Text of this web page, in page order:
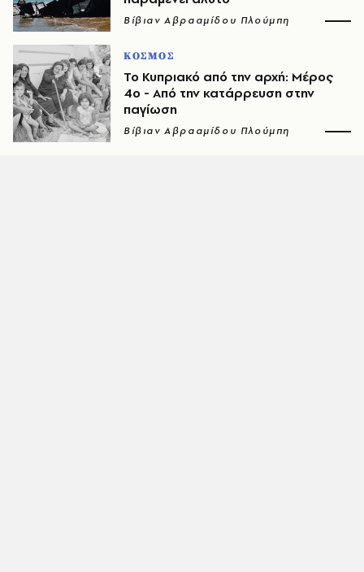
Βίβιαν Αβρααμίδου Πλούμπη
ΚΟΣΜΟΣ
Το Κυπριακό από την αρχή: Μέρος
4ο - Από την κατάρρευση στην
παγίωση
Βίβιαν Αβρααμίδου Πλούμπη